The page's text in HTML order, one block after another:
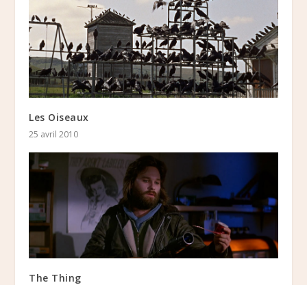
Les Oiseaux
25 avril 2010
The Thing